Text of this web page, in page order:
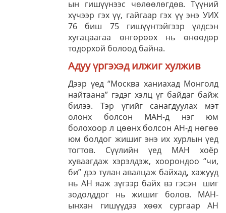
ын гишүүнээс чөлөөлөгдөв. Түүний
хүчээр гэх үү, гайгаар гэх үү энэ УИХ
76 биш 75 гишүүнтэйгээр үлдсэн
хугацаагаа өнгөрөөх нь өнөөдөр
тодорхой болоод байна.
Адуу үргэхэд илжиг хулжив
Дээр үед “Москва ханиахад Монголд
найтаана” гэдэг хэлц үг байдаг байж
билээ. Тэр үгийг санагдуулах мэт
олонх болсон МАН-д нэг юм
болохоор л цөөнх болсон АН-д нөгөө
юм болдог жишиг энэ их хурлын үед
тогтов. Сүүлийн үед МАН хоёр
хуваагдаж хэрэлдэж, хоорондоо “чи,
би” дээ тулан авалцаж байхад, хажууд
нь АН яаж зүгээр байх вэ гэсэн шиг
зодолддог нь жишиг болов. МАН-
ынхан гишүүдээ хөөх сургаар АН